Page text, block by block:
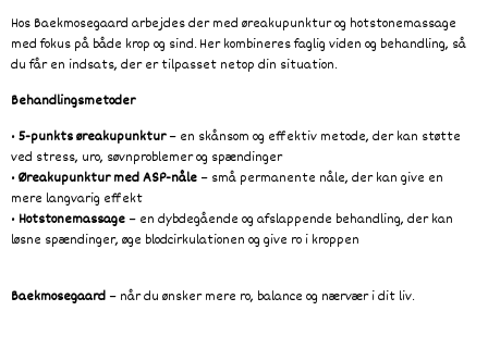
Hos Baekmosegaard arbejdes der med øreakupunktur og hotstonemassage
med fokus på både krop og sind. Her kombineres faglig viden og behandling, så
du får en indsats, der er tilpasset netop din situation.
Behandlingsmetoder
•5-punkts øreakupunktur– en skånsom og effektiv metode, der kan støtte
ved stress, uro, søvnproblemer og spændinger
•Øreakupunktur med ASP-nåle – små permanente nåle, der kan give en
mere langvarig effekt
• Hotstonemassage – en dybdegående og afslappende behandling, der kan
løsne spændinger, øge blodcirkulationen og give ro i kroppen
Baekmosegaard – når du ønsker mere ro, balance og nærvær i dit liv.